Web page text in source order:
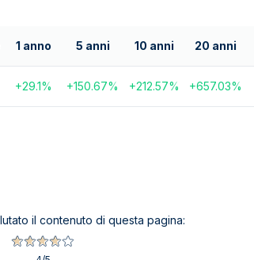
1 anno 5 anni 10 anni 20 anni
+29.1% +150.67% +212.57% +657.03%
il contenuto di questa pagina: